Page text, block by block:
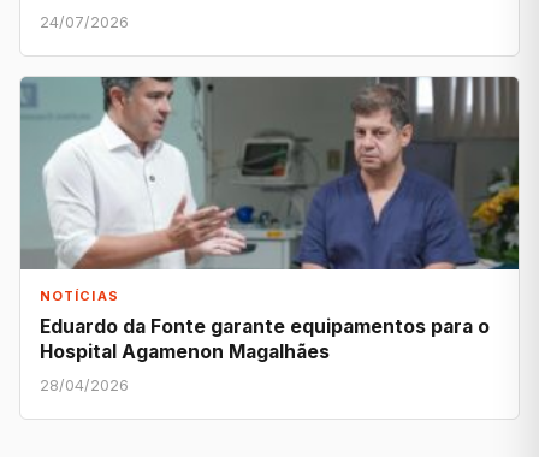
24/07/2026
NOTÍCIAS
Eduardo da Fonte garante equipamentos para o
Hospital Agamenon Magalhães
28/04/2026